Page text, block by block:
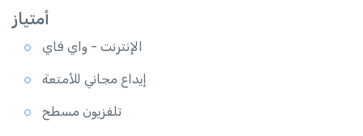
أمتياز
الإنترنت - واي فاي
إيداع مجاني للأمتعة
تلفزيون مسطح